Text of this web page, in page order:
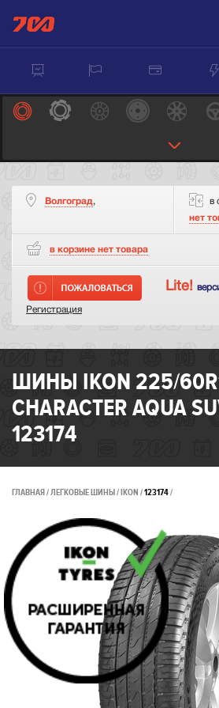
Волгоград,
в
нет
в корзине нет товара
Lite!
Регистрация
ШИНЫ IKON 225/
CHARACTER AQUA
123174
ГЛАВНАЯ ЛЕГКОВЫЕ ШИНЫ IKON 123174